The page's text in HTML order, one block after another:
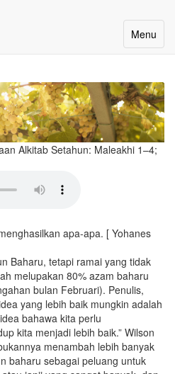
Toggle
Menu
Pasrah kepada
Alkitab Setahun: Maleakhi 1–4;
apa-apa. [ Yohanes
Baharu, tetapi ramai yang tidak
melupakan 80% azam baharu
bulan Februari). Penulis,
yang lebih baik mungkin adalah
bahawa kita perlu
kita menjadi lebih baik.” Wilson
menambah lebih banyak
baharu sebagai peluang untuk